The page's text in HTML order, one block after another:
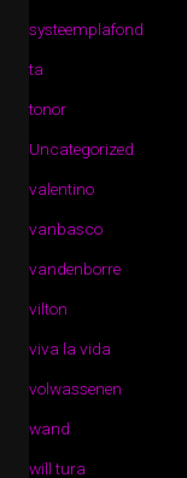
systeemplafond
ta
tonor
Uncategorized
valentino
vanbasco
vandenborre
vilton
viva la vida
volwassenen
wand
will tura